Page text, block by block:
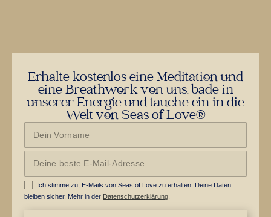
Erhalte kostenlos eine Meditation und
eine Breathwork von uns, bade in
unserer Energie und tauche ein in die
Welt von Seas of Love®
Ich stimme zu, E-Mails von Seas of Love zu erhalten. Deine Daten
bleiben sicher. Mehr in der Datenschutzerklärung